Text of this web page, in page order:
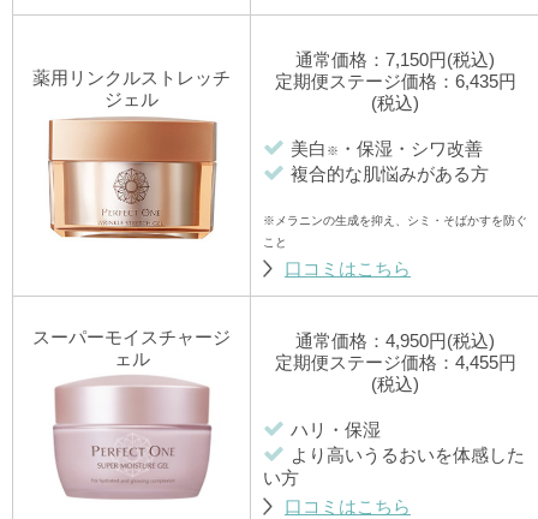
薬用リンクルストレッチ
ジェル
通常価格：7,150円(税込)
定期便ステージ価格：6,435円
(税込)
美白 ※
・保湿・シワ改善
複合的な肌悩みがある方
※メラニンの生成を抑え、シミ・そばかすを防ぐ
こと
口コミはこちら
スーパーモイスチャージ
ェル
通常価格：4,950円(税込)
定期便ステージ価格：4,455円
(税込)
ハリ・保湿
より高いうるおいを体感した
い方
口コミはこちら